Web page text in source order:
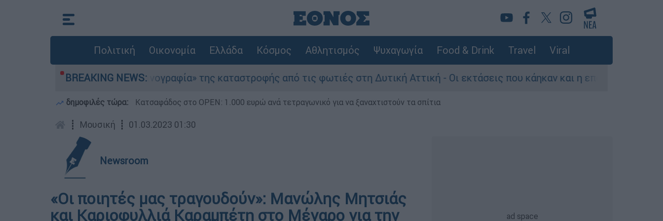
Πολιτική Οικονομία Ελλάδα Κόσμος Αθλητισμός Ψυχαγωγία Food & Drink Travel Viral
BREAKING NEWS:
Η «ακτινογραφία» της καταστροφής από τις φωτιές στη Δυτική Αττική - Οι εκτάσεις που κάηκαν και η επόμενη μέρα του δάσους
δημοφιλές τώρα: Κατσαφάδος στο OPEN: 1.000 ευρώ ανά τετραγωνικό για να ξαναχτιστούν τα σπίτια
┋ Μουσική ┋ 01.03.2023 01:30
Newsroom
«Οι ποιητές μας τραγουδούν»: Μανώλης Μητσιάς
και Καριοφυλλιά Καραμπέτη στο Μέγαρο για την